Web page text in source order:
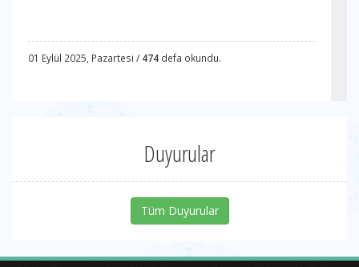
01 Eylül 2025, Pazartesi / 474 defa okundu.
Duyurular
Tüm Duyurular